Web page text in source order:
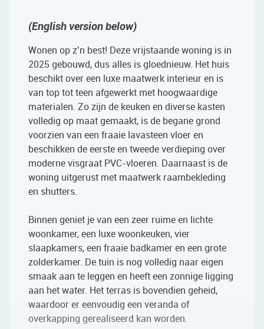
(English version below)
Wonen op z’n best! Deze vrijstaande woning is in
2025 gebouwd, dus alles is gloednieuw. Het huis
beschikt over een luxe maatwerk interieur en is
van top tot teen afgewerkt met hoogwaardige
materialen. Zo zijn de keuken en diverse kasten
volledig op maat gemaakt, is de begane grond
voorzien van een fraaie lavasteen vloer en
beschikken de eerste en tweede verdieping over
moderne visgraat PVC-vloeren. Daarnaast is de
woning uitgerust met maatwerk raambekleding
en shutters.
Binnen geniet je van een zeer ruime en lichte
woonkamer, een luxe woonkeuken, vier
slaapkamers, een fraaie badkamer en een grote
zolderkamer. De tuin is nog volledig naar eigen
smaak aan te leggen en heeft een zonnige ligging
aan het water. Het terras is bovendien geheid,
waardoor er eenvoudig een veranda of
overkapping gerealiseerd kan worden.